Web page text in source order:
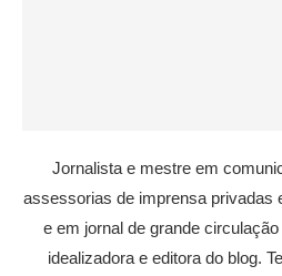
Jornalista e mestre em
assessorias de imprensa privadas
e em jornal de grande
idealizadora e editora do blog.